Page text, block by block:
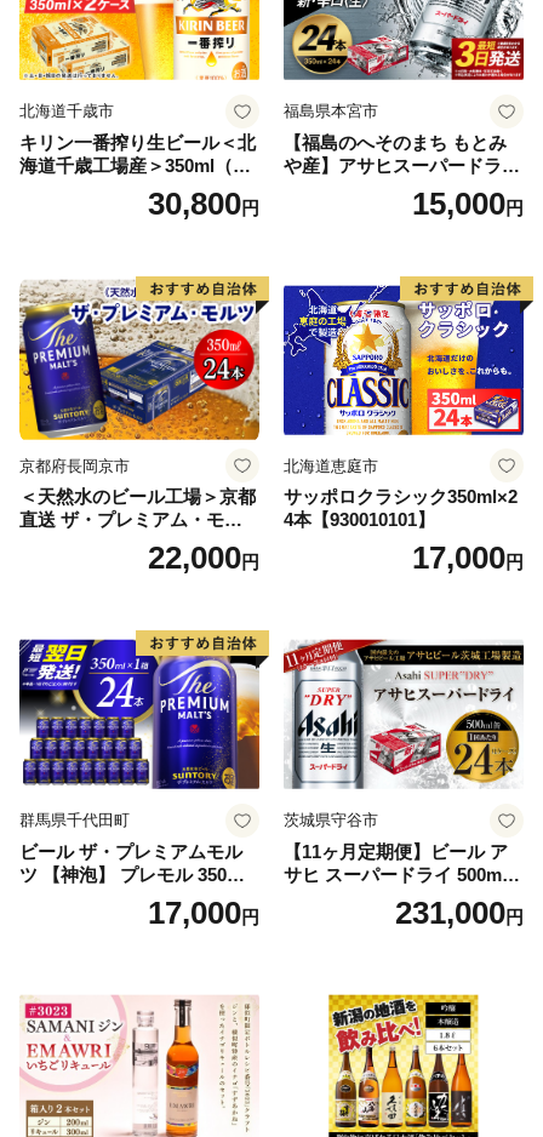
北海道千歳市
キリン一番搾り生ビール＜北
海道千歳工場産＞350ml（24
30,800円
福島県本宮市
【福島のへそのまち もとみ
や産】アサヒスーパードライ
350ml×24本 合計8.4L 1ケー
ス アルコール度数5% 缶ビー
口 送料無料 カメイ 本宮市
【07214-0206】
15,000円
京都府長岡京市
＜天然水のビール工場＞京都
直送 ザ・プレミアム・モル
ツ 350ml×24本 プレモル [149
22,000円
北海道恵庭市
サッポロクラシック350ml×2
4本【930010101】
17,000円
群馬県千代田町
ビール ザ・プレミアムモル
ツ 【神泡】 プレモル 350ml
× 24本 サントリー〈天然水の
ビール工場〉群馬※沖縄・離
17,000円
茨城県守谷市
【11ヶ月定期便】ビール ア
サヒ スーパードライ 500ml 2
4本 1ケース×11ヶ月 | アサヒ
ビール 究極の辛口 酒 お酒 ア
uper dry 11回 缶ビール 缶 ギ
フト 内祝い 茨城県守谷市 送
料無料
231,000円